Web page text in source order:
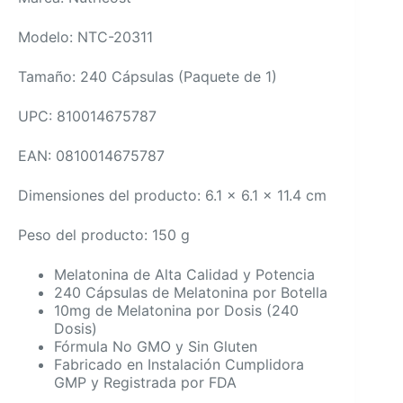
Modelo: NTC-20311
Tamaño: 240 Cápsulas (Paquete de 1)
UPC: 810014675787
EAN: 0810014675787
Dimensiones del producto: 6.1 x 6.1 x 11.4 cm
Peso del producto: 150 g
Melatonina de Alta Calidad y Potencia
240 Cápsulas de Melatonina por Botella
10mg de Melatonina por Dosis (240
Dosis)
Fórmula No GMO y Sin Gluten
Fabricado en Instalación Cumplidora
GMP y Registrada por FDA